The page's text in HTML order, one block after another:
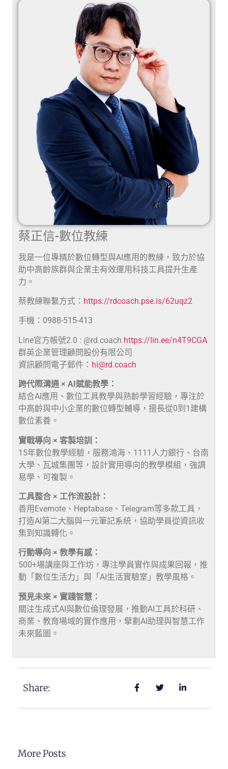
蔡正信-數位教練
我是一位專精於數位轉型與AI應用的教練，致力於協
助中高齡族群與企業主有效運用科技工具提升生產
力。
蔡教練聯繫方式： https://rdcoach.pse.is/62uqz2
手機：0988-515-413
Line官方帳號2.0 : @rd.coach https://lin.ee/n4T9CGA
群英企業管理顧問股份有限公司
資訊顧問電子郵件： hi@rd.coach
跨代際溝通 × AI賦能教學：
結合AI應用、數位工具教學與熟齡學習經驗，專注於
中高齡與中小企業的數位轉型輔導，擅長從0到1建構
數位素養。
實戰導向 × 客製培訓：
15年數位教學經驗，服務鴻海、1111人力銀行、台南
大學、瓦城集團等，設計實用導向的教學模組，強調
易學、可複製。
工具整合 × 工作流設計：
善用Evernote、Heptabase、Telegram等多款工具，
打造AI第二大腦與一元筆記系統，協助學員從資訊收
集到知識轉化。
行動導向 × 教學有感：
500+場講座與工作坊，專注學員實作與成果回報，推
動「數位生活力」與「AI生活實驗室」教學風格。
預見未來 × 實踐智慧：
關注生成式AI與數位倫理發展，推動AI工具於科研、
商業、教育場域的實作應用，擘劃AI助理與智慧工作
未來藍圖。
Share:
More Posts